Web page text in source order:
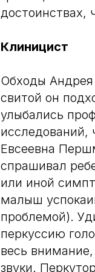
достоинствах,
Клиницист
Обходы Андрея
свитой он
улыбались
исследований,
Евсеевна
спрашивал
или иной
малыш
проблемой).
перкуссию
весь
звуки.